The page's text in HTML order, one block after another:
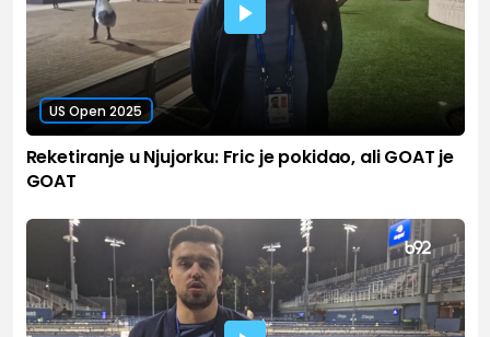
US Open 2025
Reketiranje u Njujorku: Fric je pokidao, ali GOAT je
GOAT